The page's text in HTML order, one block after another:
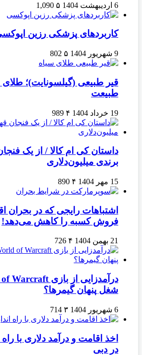
6 اردیبهشت 1404 ۵ 1,090
کاربردهای پزشکی رزین
9 شهریور 1404 ۵ 802
قیر طبیعی (گیلسونایت)؛ طلای
طبیعت
19 خرداد 1404 ۴ 989
داستان کی ام کالا / از یک
برندی میلیون‌دلاری
15 مهر 1404 ۴ 890
اشتباهات رایجی که در بحران
فروش کسبه را کاهش می‌دهد!
21 بهمن 1404 ۴ 726
شغل پنهان گیمرها؟
6 شهریور 1404 ۳ 714
اخذ اقامت و درآمد دلاری با
در دبی